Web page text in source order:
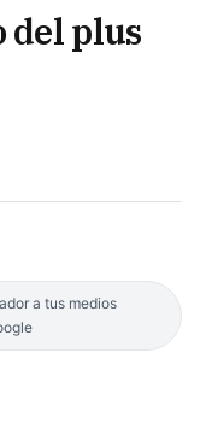
del plus
a tus medios